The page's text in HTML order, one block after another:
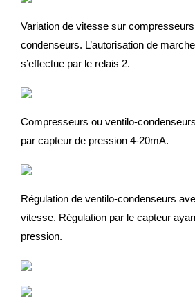
Variation de vitesse sur
condenseurs. L’autorisation de
s’effectue par le relais 2.
Compresseurs ou ventilo-
par capteur de pression 4-20mA.
Régulation de ventilo-condenseurs
vitesse. Régulation par le capteur
pression.